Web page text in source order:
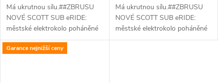
Má ukrutnou sílu.##ZBRUSU
NOVÉ SCOTT SUB eRIDE:
městské elektrokolo poháněné
ZCELA NOVÝM motorem
Bosch Performance CX s
Má ukrutnou sílu.##ZBRUSU
NOVÉ SCOTT SUB eRIDE:
městské elektrokolo poháněné
ZCELA NOVÝM motorem
Garance nejnižší ceny